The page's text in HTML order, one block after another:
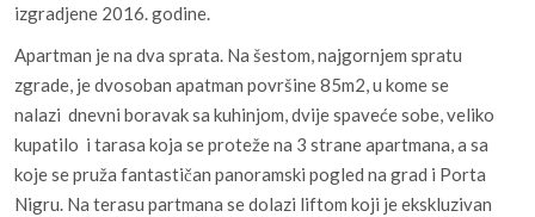
izgradjene 2016. godine.
Apartman je na dva sprata. Na šestom, najgornjem spratu
zgrade, je dvosoban apatman površine 85m2, u kome se
nalazi dnevni boravak sa kuhinjom, dvije spaveće sobe, veliko
kupatilo i tarasa koja se proteže na 3 strane apartmana, a sa
koje se pruža fantastičan panoramski pogled na grad i Porta
Nigru. Na terasu partmana se dolazi liftom koji je ekskluzivan